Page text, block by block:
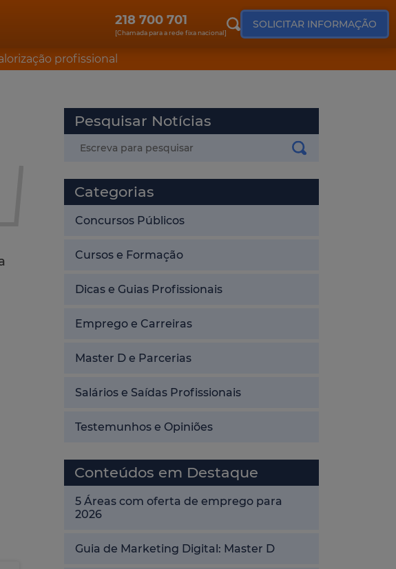
218 700 701
[Chamada para a rede fixa nacional]
SOLICITAR INFORMAÇÃO
profissional
Pesquisar Notícias
Categorias
Concursos Públicos
Cursos e Formação
Dicas e Guias Profissionais
Emprego e Carreiras
Master D e Parcerias
Salários e Saídas Profissionais
Testemunhos e Opiniões
Conteúdos em Destaque
5 Áreas com oferta de emprego para
2026
Guia de Marketing Digital: Master D